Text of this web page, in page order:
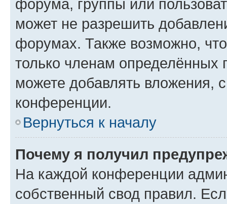
форума, группы или
может не разрешить
форумах. Также возможно,
только членам определённых
можете добавлять вложения,
конференции.
Вернуться к началу
Почему я получил
На каждой конференции
собственный свод правил.